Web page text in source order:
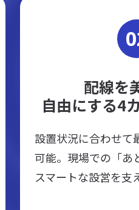
配線を
自由にする4
設置状況に合わせて
可能。現場での「あ
スマートな設営を支